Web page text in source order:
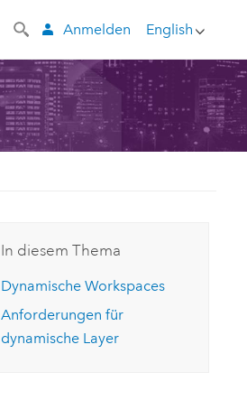
English
Anmelden
In diesem Thema
Dynamische Workspaces
Anforderungen für
dynamische Layer